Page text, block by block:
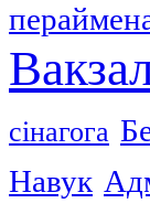
сінагога
Навук